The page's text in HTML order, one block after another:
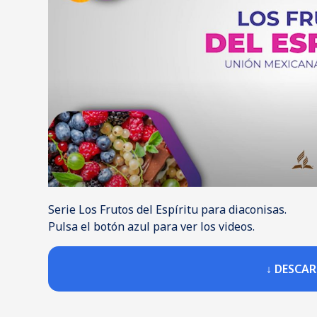
Serie Los Frutos del Espíritu para diaconisas.
Pulsa el botón azul para ver los videos.
↓